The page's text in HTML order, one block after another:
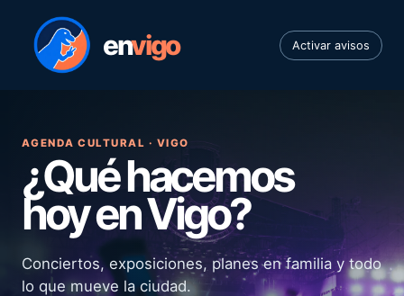
envigo Activar avisos
AGENDA CULTURAL · VIGO
¿Qué hacemos
hoy en Vigo?
Conciertos, exposiciones, planes en familia y todo
lo que mueve la ciudad.